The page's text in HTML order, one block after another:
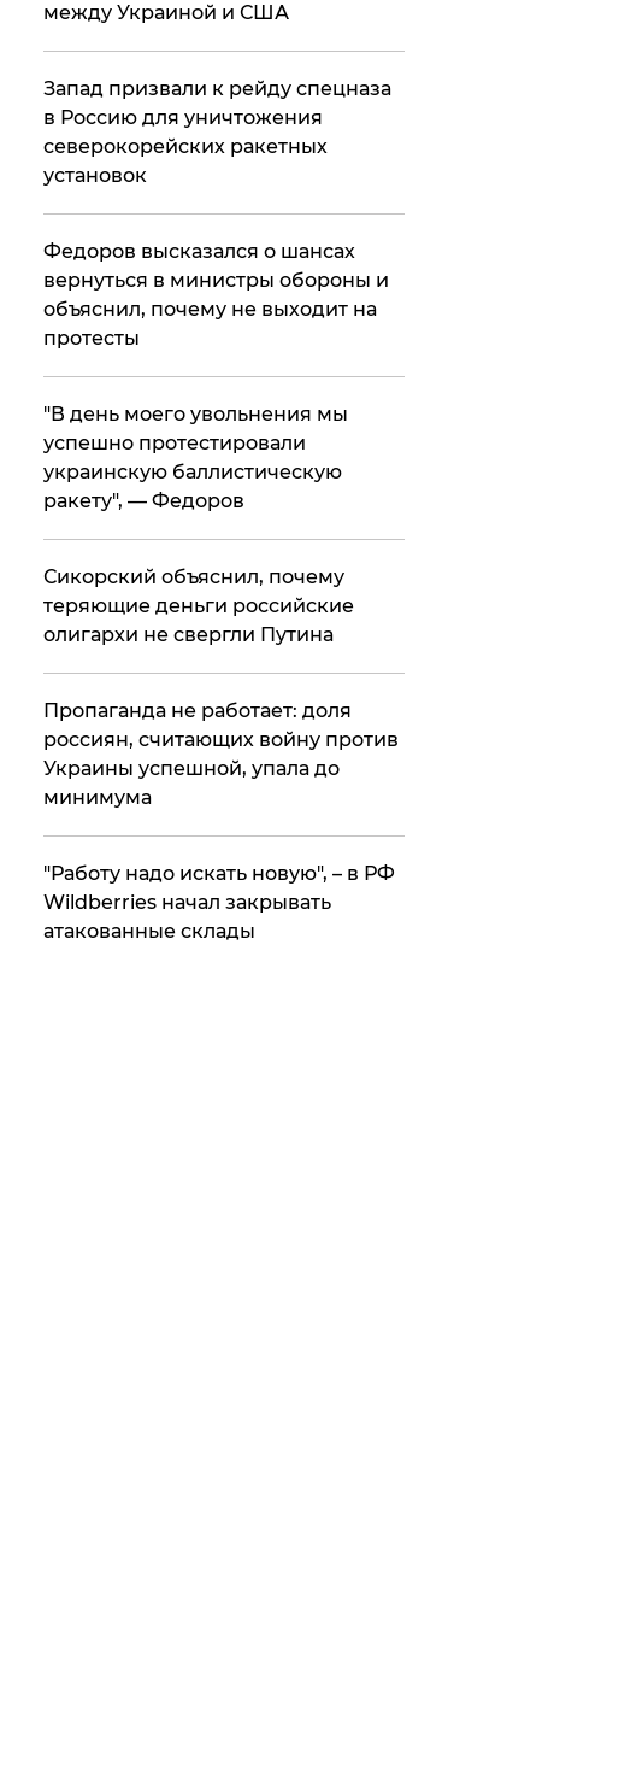
между Украиной и США
Запад призвали к рейду спецназа
в Россию для уничтожения
северокорейских ракетных
установок
Федоров высказался о шансах
вернуться в министры обороны и
объяснил, почему не выходит на
протесты
​"В день моего увольнения мы
успешно протестировали
украинскую баллистическую
ракету", — Федоров
Сикорский объяснил, почему
теряющие деньги российские
олигархи не свергли Путина
​Пропаганда не работает: доля
россиян, считающих войну против
Украины успешной, упала до
минимума
"Работу надо искать новую", – в РФ
Wildberries начал закрывать
атакованные склады